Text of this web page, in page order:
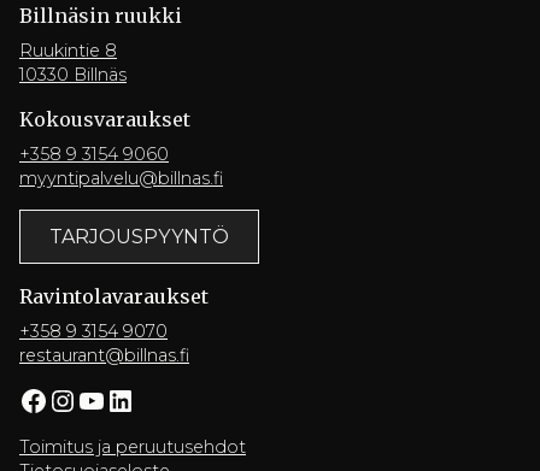
Billnäsin ruukki
Ruukintie 8
10330 Billnäs
Kokousvaraukset
+358 9 3154 9060
myyntipalvelu@billnas.fi
TARJOUSPYYNTÖ
Ravintola­varaukset
+358 9 3154 9070
restaurant@billnas.fi
Facebook InstagramYouTube LinkedIn
Toimitus ja peruutusehdot